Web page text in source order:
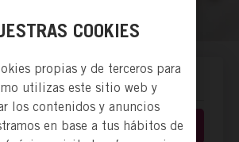
ACTUAR.
económica
COOKIES
propias y de terceros para
utilizas este sitio web y
los contenidos y anuncios
en base a tus hábitos de